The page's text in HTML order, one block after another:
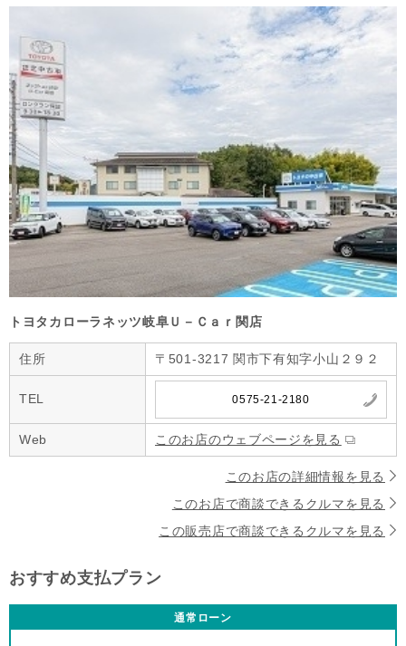
トヨタカローラネッツ岐阜Ｕ－Ｃａｒ関店
住所 〒501-3217 関市下有知字小山２９２
TEL 0575-21-2180
Web このお店のウェブページを見る
このお店の詳細情報を見る
このお店で商談できるクルマを見る
この販売店で商談できるクルマを見る
おすすめ支払プラン
通常ローン